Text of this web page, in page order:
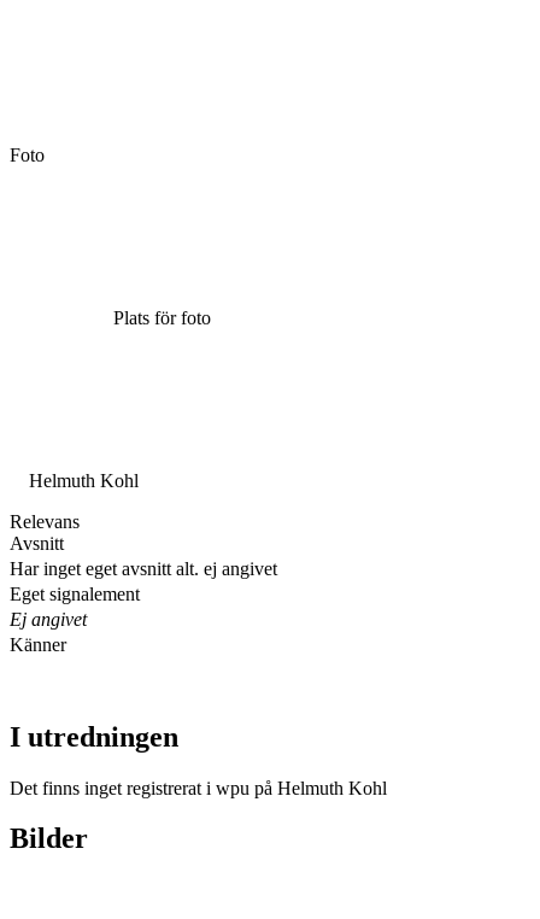
Foto
Plats för foto
Helmuth Kohl
Relevans
Avsnitt
Har inget eget avsnitt alt. ej angivet
Eget signalement
Ej angivet
Känner
I utredningen
Det finns inget registrerat i wpu på Helmuth Kohl
Bilder